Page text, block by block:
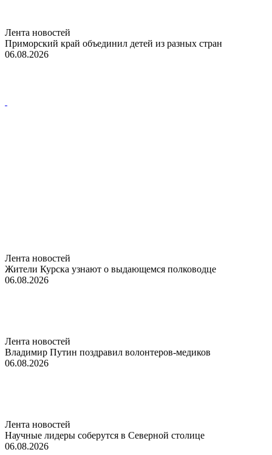
Лента новостей
Приморский край объединил детей из разных стран
06.08.2026
Лента новостей
Жители Курска узнают о выдающемся полководце
06.08.2026
Лента новостей
Владимир Путин поздравил волонтеров-медиков
06.08.2026
Лента новостей
Научные лидеры соберутся в Северной столице
06.08.2026